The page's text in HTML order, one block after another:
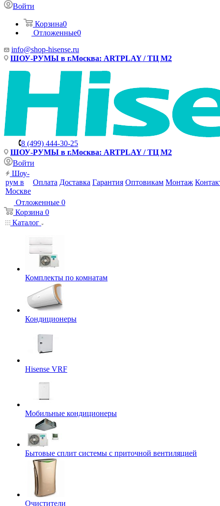
Войти
Корзина0
Отложенные0
info@shop-hisense.ru
ШОУ-РУМЫ в г.Москва: ARTPLAY / ТЦ М2
8 (499) 444-30-25
ШОУ-РУМЫ в г.Москва: ARTPLAY / ТЦ М2
Войти
Шоу-
рум в
Москве
Оплата Доставка Гарантия Оптовикам Монтаж
Отложенные 0
Корзина 0
Каталог
Комплекты по комнатам
Кондиционеры
Hisense VRF
Мобильные кондиционеры
Бытовые сплит системы с приточной вентиляцией
Очистители